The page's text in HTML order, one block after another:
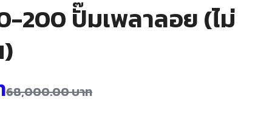
200 ปั๊มเพลาลอย (ไม่
68,000.00บาท